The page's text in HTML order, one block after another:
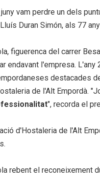
vam perdre un dels
Duran Simón, als 77
figuerenca del carrer
endavant l'empresa.
destacades
de l'Alt Empordà.
", recorda el
d'Hostaleria de l'Alt
rebent el reconeixement